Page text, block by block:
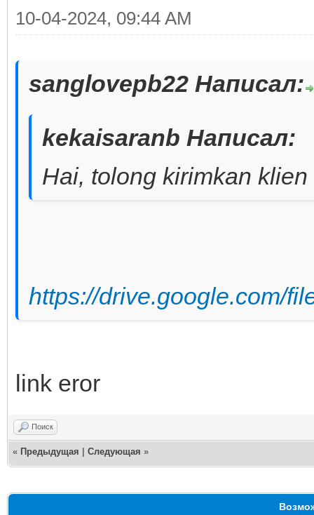
10-04-2024, 09:44 AM
sanglovepb22 Написал:
kekaisaranb Написал:
Hai, tolong kirimkan klien
https://drive.google.com/
link eror
Поиск
« Предыдущая Следующая »